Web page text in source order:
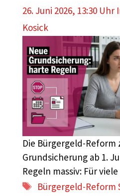
26. Juni 2026, 13:30 Uhr
Kosick
Die Bürgergeld-Reform
Grundsicherung ab 1.
Regeln massiv: Für
Schlagwörter
Bürgergeld-Reform